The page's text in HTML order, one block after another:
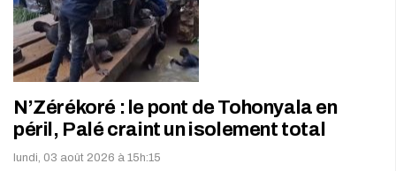
N’Zérékoré : le pont de Tohonyala en
péril, Palé craint un isolement total
lundi, 03 août 2026 à 15h:15